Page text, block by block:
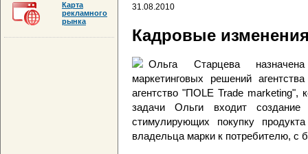
31.08.2010
Кадровые
Ольга Старцева
маркетинговых решений
агентство "ПОLE Trade
задачи Ольги входит создание
стимулирующих покупку
владельца марки к потребителю, с
Карта
рекламного
рынка